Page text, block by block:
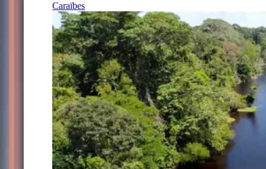
Caraïbes